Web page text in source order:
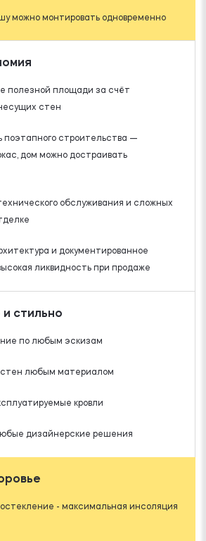
можно монтировать одновременно
полезной площади за счёт
стен
поэтапного строительства —
дом можно достраивать
обслуживания и сложных
и документированное
ликвидность при продаже
и стильно
по любым эскизам
любым материалом
кровли
дизайнерские решения
- максимальная инсоляция